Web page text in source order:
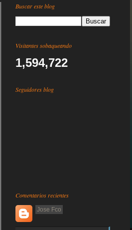
Buscar este blog
Visitantes sobaqueando
1,594,722
Seguidores blog
Comentarios recientes
Jose Fco